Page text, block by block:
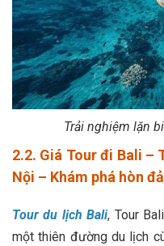
Trải nghiệm lặn
2.2. Giá Tour đi Bali –
Nội – Khám phá hòn
Tour du lịch Bali, Tour
một thiên đường du lịch